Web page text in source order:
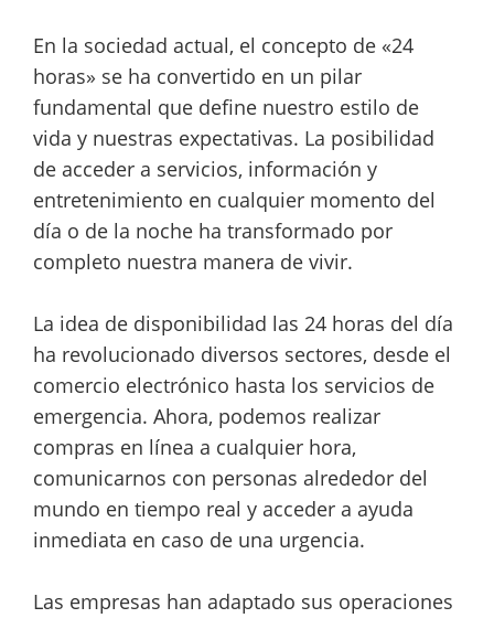
En la sociedad actual, el concepto de «24
horas» se ha convertido en un pilar
fundamental que define nuestro estilo de
vida y nuestras expectativas. La posibilidad
de acceder a servicios, información y
entretenimiento en cualquier momento del
día o de la noche ha transformado por
completo nuestra manera de vivir.
La idea de disponibilidad las 24 horas del día
ha revolucionado diversos sectores, desde el
comercio electrónico hasta los servicios de
emergencia. Ahora, podemos realizar
compras en línea a cualquier hora,
comunicarnos con personas alrededor del
mundo en tiempo real y acceder a ayuda
inmediata en caso de una urgencia.
Las empresas han adaptado sus operaciones